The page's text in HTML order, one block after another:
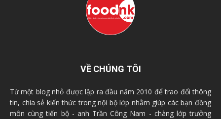
VỀ CHÚNG TÔI
Từ một blog nhỏ được lập ra đầu năm 2010 để trao đổi thông
tin, chia sẻ kiến thức trong nội bộ lớp nhằm giúp các bạn đồng
môn cùng tiến bộ - anh Trần Công Nam - chàng lớp trưởng